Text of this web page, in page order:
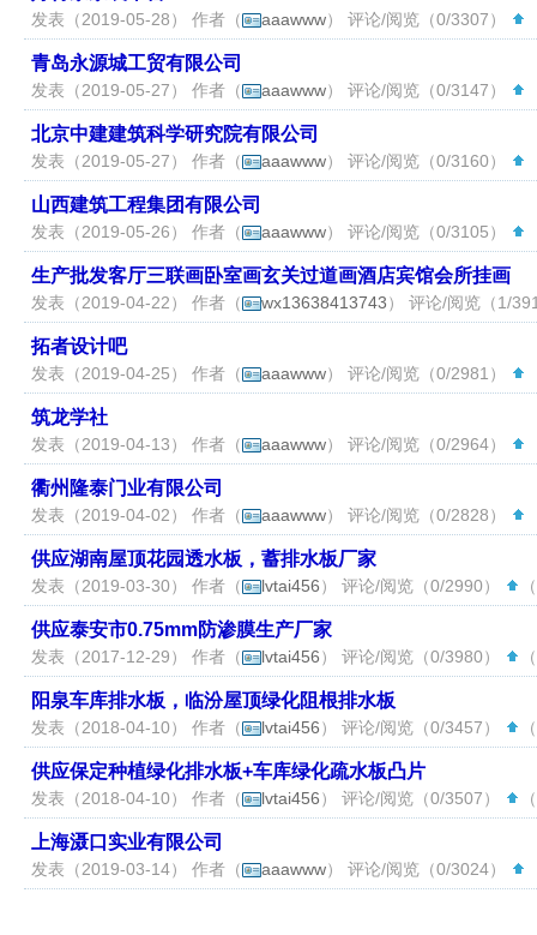
发表（2019-05-28） 作者（ aaawww） 评论/阅览（0/3307）
青岛永源城工贸有限公司
发表（2019-05-27） 作者（ aaawww） 评论/阅览（0/3147）
北京中建建筑科学研究院有限公司
发表（2019-05-27） 作者（ aaawww） 评论/阅览（0/3160）
山西建筑工程集团有限公司
发表（2019-05-26） 作者（ aaawww） 评论/阅览（0/3105）
生产批发客厅三联画卧室画玄关过道画酒店宾馆会所挂画
发表（2019-04-22） 作者（ wx13638413743） 评论/阅览（1/
拓者设计吧
发表（2019-04-25） 作者（ aaawww） 评论/阅览（0/2981）
筑龙学社
发表（2019-04-13） 作者（ aaawww） 评论/阅览（0/2964）
衢州隆泰门业有限公司
发表（2019-04-02） 作者（ aaawww） 评论/阅览（0/2828）
供应湖南屋顶花园透水板，蓄排水板厂家
发表（2019-03-30） 作者（ lvtai456） 评论/阅览（0/2990）
供应泰安市0.75mm防渗膜生产厂家
发表（2017-12-29） 作者（ lvtai456） 评论/阅览（0/3980）
阳泉车库排水板，临汾屋顶绿化阻根排水板
发表（2018-04-10） 作者（ lvtai456） 评论/阅览（0/3457）
供应保定种植绿化排水板+车库绿化疏水板凸片
发表（2018-04-10） 作者（ lvtai456） 评论/阅览（0/3507）
上海滠口实业有限公司
发表（2019-03-14） 作者（ aaawww） 评论/阅览（0/3024）